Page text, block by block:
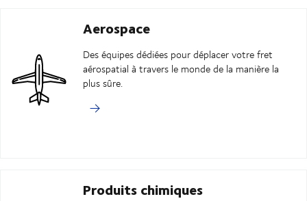
Aerospace
Des équipes dédiées pour déplacer votre fret
aérospatial à travers le monde de la manière la
plus sûre.
Produits chimiques